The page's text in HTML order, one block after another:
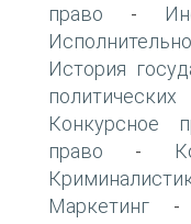
право -
История
Конкурсное
право -
Маркетинг